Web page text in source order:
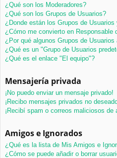
¿Qué son los Moderadores?
¿Qué son los Grupos de Usuarios?
¿Donde están los Grupos de
¿Cómo me convierto en Responsable
¿Por qué algunos Grupos de
¿Qué es un "Grupo de Usuarios
¿Qué es el enlace "El equipo"?
Mensajería privada
¡No puedo enviar un mensaje privado!
¡Recibo mensajes privados no
¡Recibí spam o correos maliciosos de
Amigos e Ignorados
¿Qué es la lista de Mis Amigos e
¿Cómo se puede añadir o borrar